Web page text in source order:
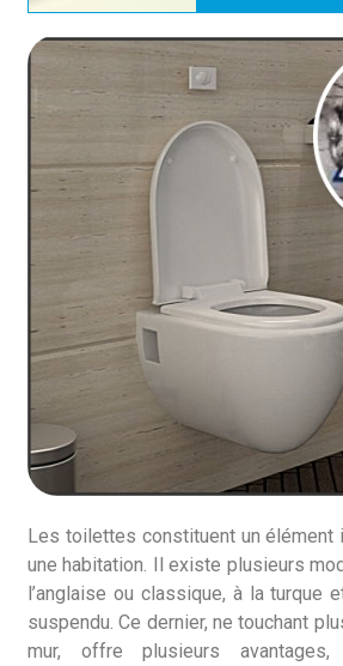
Les toilettes constituent un élément
une habitation. Il existe plusieurs
l’anglaise ou classique, à la turque
suspendu. Ce dernier, ne touchant
mur, offre plusieurs